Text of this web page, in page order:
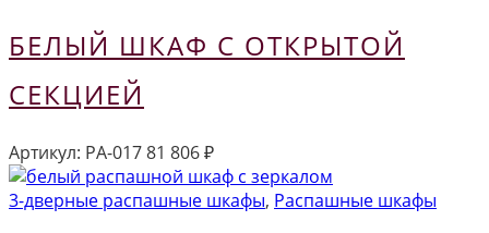
БЕЛЫЙ ШКАФ С ОТКРЫТОЙ
СЕКЦИЕЙ
Артикул: РА-01781 806₽
3-дверные распашные шкафы, Распашные шкафы